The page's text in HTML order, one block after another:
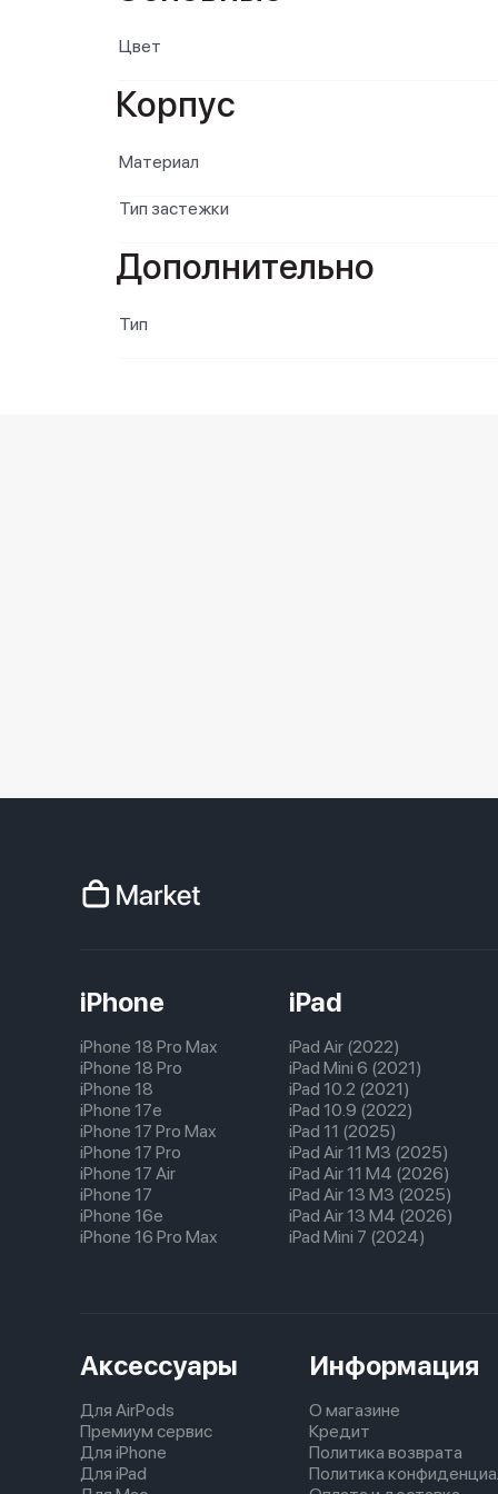
Цвет
Корпус
Материал
Тип застежки
Дополнительно
Тип
iPhone
iPhone 18 Pro Max
iPhone 18 Pro
iPhone 18
iPhone 17e
iPhone 17 Pro Max
iPhone 17 Pro
iPhone 17 Air
iPhone 17
iPhone 16e
iPhone 16 Pro Max
iPad
iPad Air (2022)
iPad Mini 6 (2021)
iPad 10.2 (2021)
iPad 10.9 (2022)
iPad 11 (2025)
iPad Air 11 M3 (2025)
iPad Air 11 M4 (2026)
iPad Air 13 M3 (2025)
iPad Air 13 M4 (2026)
iPad Mini 7 (2024)
Аксессуары
Для AirPods
Премиум сервис
Для iPhone
Для iPad
Информация
О магазине
Кредит
Политика возврата
Политика